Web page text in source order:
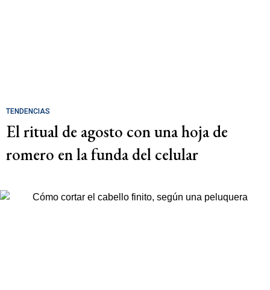
TENDENCIAS
El ritual de agosto con una hoja de
romero en la funda del celular